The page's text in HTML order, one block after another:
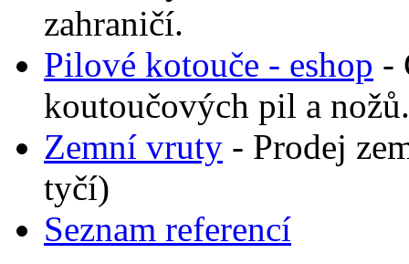
zahraničí.
Pilové kotouče - eshop -
koutoučových pil a
Zemní vruty - Prodej
tyčí)
Seznam referencí